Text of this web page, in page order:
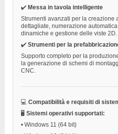
✔️ Messa in tavola intelligente
Strumenti avanzati per la creazione
dettagliate, numerazione
dinamiche e gestione delle viste 2D.
✔️ Strumenti per la
Supporto completo per la
la generazione di schemi di
CNC.
💻 Compatibilità e requisiti di
🖥️ Sistemi operativi supportati:
• Windows 11 (64 bit)